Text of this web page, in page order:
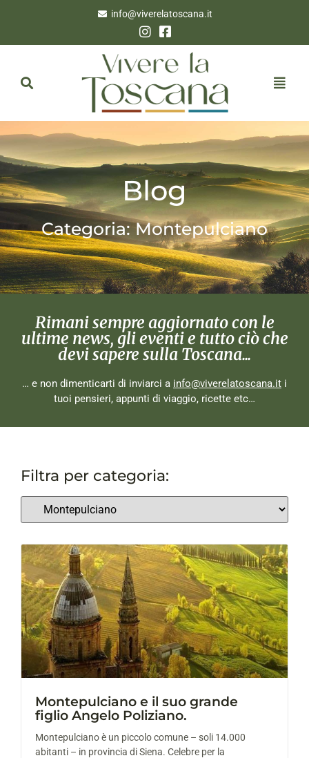
info@viverelatoscana.it
Blog
Categoria: Montepulciano
Rimani sempre aggiornato con le
ultime news, gli eventi e tutto ciò che
devi sapere sulla Toscana...
… e non dimenticarti di inviarci a info@viverelatoscana.it i
tuoi pensieri, appunti di viaggio, ricette etc…
Filtra per categoria:
Montepulciano e il suo grande
figlio Angelo Poliziano.
Montepulciano è un piccolo comune – soli 14.000
abitanti – in provincia di Siena. Celebre per la